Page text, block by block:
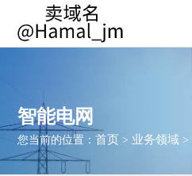
智能电网
您当前的位置：首页 > 业务领域 >